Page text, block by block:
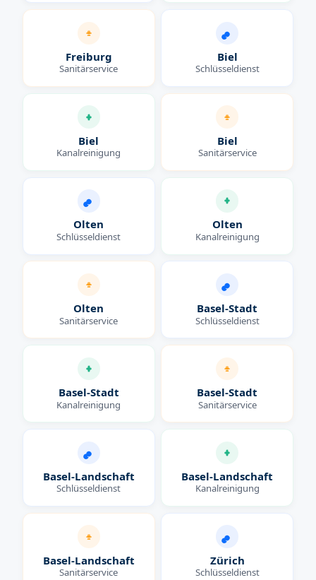
Freiburg
Sanitärservice
Biel
Schlüsseldienst
Biel
Kanalreinigung
Biel
Sanitärservice
Olten
Schlüsseldienst
Olten
Kanalreinigung
Olten
Sanitärservice
Basel-Stadt
Schlüsseldienst
Basel-Stadt
Kanalreinigung
Basel-Stadt
Sanitärservice
Basel-Landschaft
Schlüsseldienst
Basel-Landschaft
Kanalreinigung
Basel-Landschaft
Sanitärservice
Zürich
Schlüsseldienst